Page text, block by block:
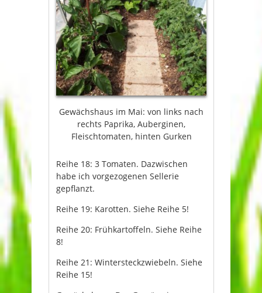
Gewächshaus im Mai: von links nach
rechts Paprika, Auberginen,
Fleischtomaten, hinten Gurken
Reihe 18: 3 Tomaten. Dazwischen
habe ich vorgezogenen Sellerie
gepflanzt.
Reihe 19: Karotten. Siehe Reihe 5!
Reihe 20: Frühkartoffeln. Siehe Reihe
8!
Reihe 21: Wintersteckzwiebeln. Siehe
Reihe 15!